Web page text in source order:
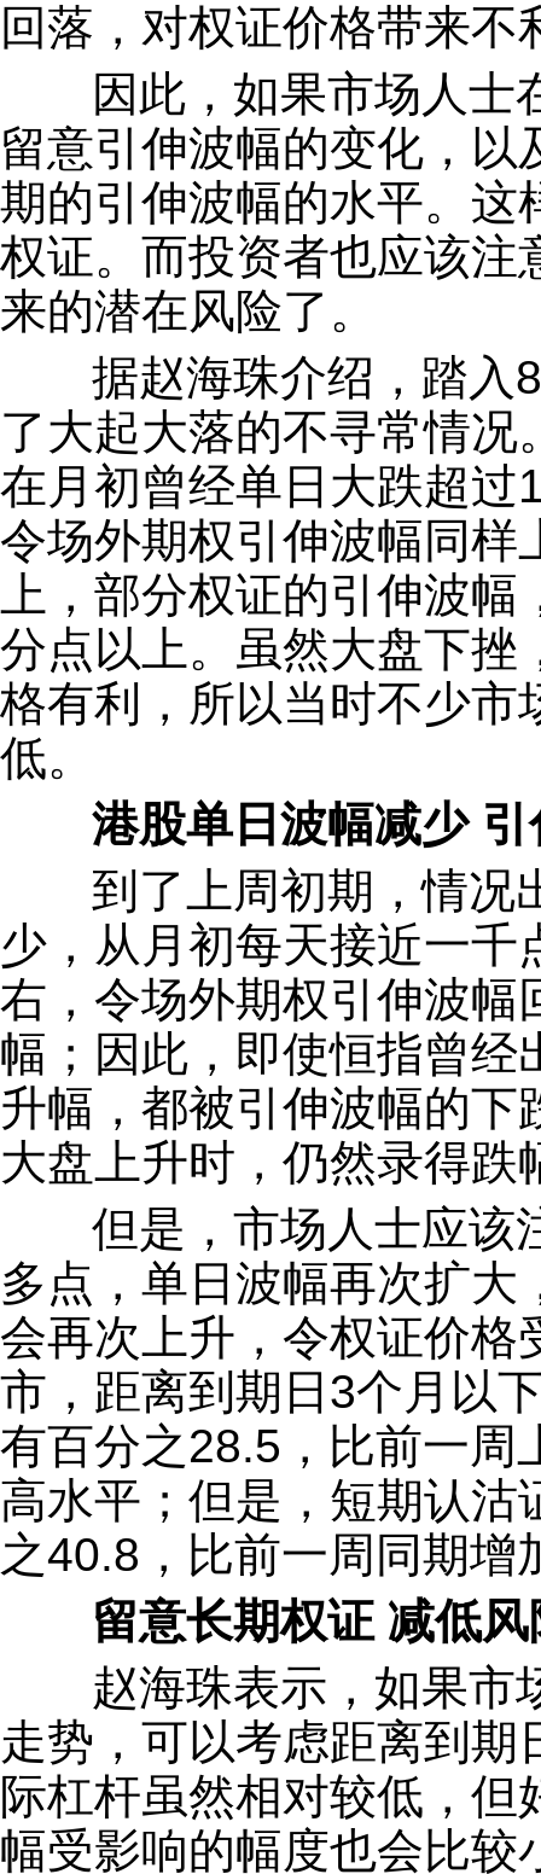
回落，对权证价格带来不
因此，如果市场人士
留意引伸波幅的变化，
期的引伸波幅的水平。这
权证。而投资者也应该注
来的潜在风险了。
据赵海珠介绍，踏入
了大起大落的不寻常情
在月初曾经单日大跌超
令场外期权引伸波幅同样
上，部分权证的引伸波
分点以上。虽然大盘下挫
格有利，所以当时不少市
低。
港股单日波幅减少
到了上周初期，情况
少，从月初每天接近一
右，令场外期权引伸波幅
幅；因此，即使恒指曾经
升幅，都被引伸波幅的
大盘上升时，仍然录得跌
但是，市场人士应该
多点，单日波幅再次扩
会再次上升，令权证价格
市，距离到期日3个月以
有百分之28.5，比前一周
高水平；但是，短期认沽
之40.8，比前一周同期增
留意长期权证 减低风
赵海珠表示，如果市
走势，可以考虑距离到
际杠杆虽然相对较低，
幅受影响的幅度也会比较